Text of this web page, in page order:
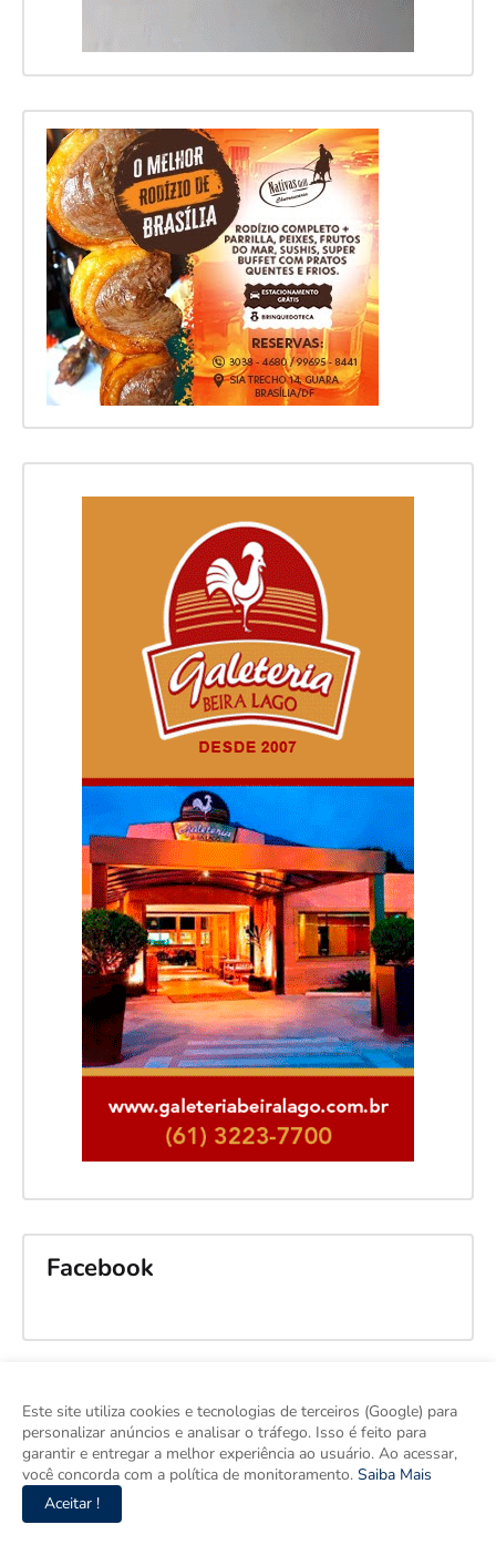
Facebook
Este site utiliza cookies e tecnologias de terceiros (Google) para
personalizar anúncios e analisar o tráfego. Isso é feito para
garantir e entregar a melhor experiência ao usuário. Ao acessar,
você concorda com a política de monitoramento. Saiba Mais
Aceitar !